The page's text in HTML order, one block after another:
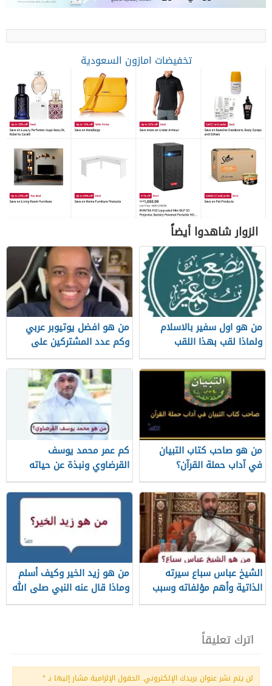
تخفيضات امازون السعودية
الزوار شاهدوا أيضاً
من هو اول سفير بالاسلام
ولماذا لقب بهذا اللقب
من هو افضل يوتيوبر عربي
وكم عدد المشتركين على
قناته الرسمية
من هو صاحب كتاب التبيان
في آداب حملة القرآن؟
كم عمر محمد يوسف
القرضاوي ونبذة عن حياته
الشيخ عباس سباع سيرته
الذاتية وأهم مؤلفاته وسبب
وفاته
من هو زيد الخير وكيف أسلم
وماذا قال عنه النبي صلى الله
عليه وسلم؟
اترك تعليقاً
لن يتم نشر عنوان بريدك الإلكتروني. الحقول الإلزامية مشار إليها بـ*